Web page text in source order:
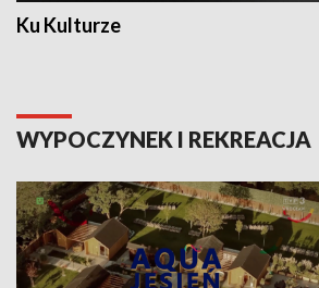
Ku Kulturze
WYPOCZYNEK I REKREACJA